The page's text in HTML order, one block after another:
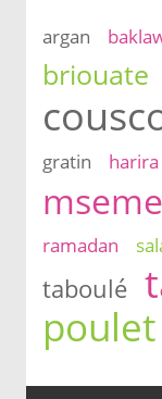
argan
briouate
gratin
harira
ramadan
taboulé
poulet